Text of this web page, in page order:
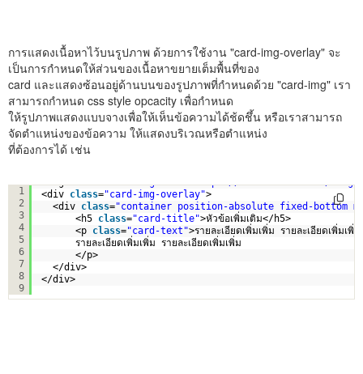
การแสดงเนื้อหาไว้บนรูปภาพ ด้วยการใช้งาน "card-img-overlay" จะ
เป็นการกำหนดให้ส่วนของเนื้อหาขยายเต็มพื้นที่ของ
card และแสดงซ้อนอยู่ด้านบนของรูปภาพที่กำหนดด้วย "card-img" เรา
สามารถกำหนด css style opcacity เพื่อกำหนด
ให้รูปภาพแสดงแบบจางเพื่อให้เห็นข้อความได้ช้ดชึ้น หรือเราสามารถ
จัดตำแหน่งของข้อความ ให้แสดงบริเวณหรือตำแหน่ง
ที่ต้องการได้ เช่น
1
2
3
4
5
6
7
8
9
<div class="card-img-overlay">
<div class="container position-absolute fixed-bottom
<h5 class="card-title">หัวข้อเพิ่มเติม</h5>
<p class="card-text">รายละเอียดเพิ่มเพิ่ม รายละเอียดเพิ่มเพิ่ม
รายละเอียดเพิ่มเพิ่ม รายละเอียดเพิ่มเพิ่ม
</p>
</div>
</div>